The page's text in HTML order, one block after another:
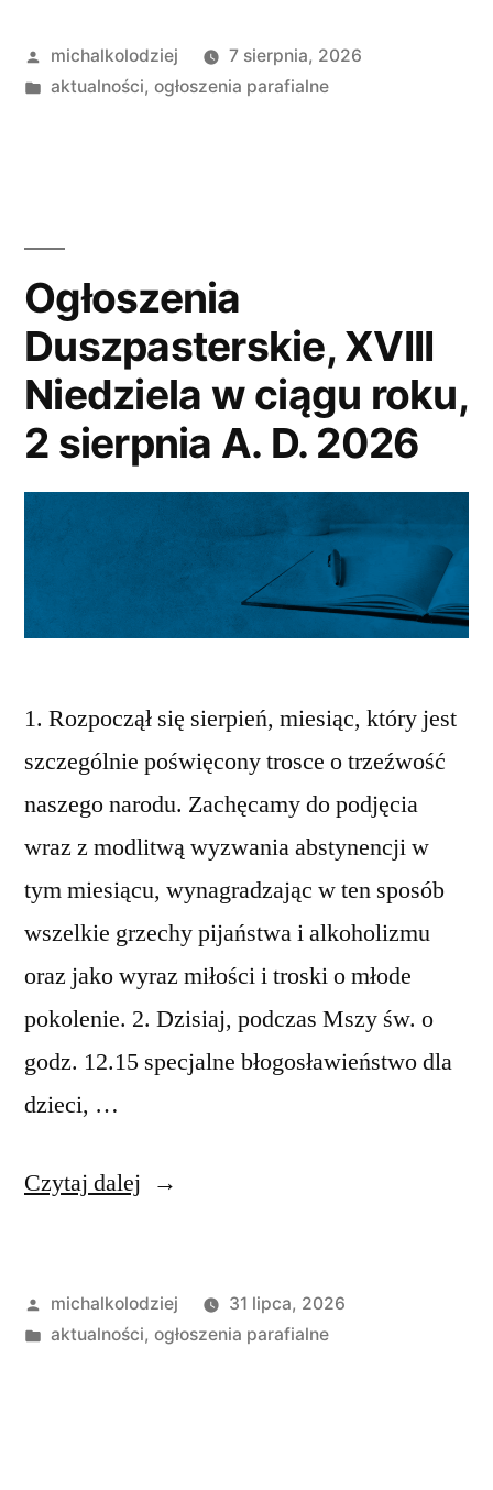
Niedziela
w
sierpnia
A.
D.
2026”
Opublikowane
przez
michalkolodziej
7 sierpnia, 2026
Opublikowano
aktualności, ogłoszenia parafialne
Ogłoszenia
Duszpasterskie, XVIII
Niedziela w ciągu roku,
2 sierpnia A. D. 2026
1. Rozpoczął się sierpień, miesiąc, który jest
szczególnie poświęcony trosce o trzeźwość
naszego narodu. Zachęcamy do podjęcia
wraz z modlitwą wyzwania abstynencji w
tym miesiącu, wynagradzając w ten sposób
wszelkie grzechy pijaństwa i alkoholizmu
oraz jako wyraz miłości i troski o młode
pokolenie. 2. Dzisiaj, podczas Mszy św. o
godz. 12.15 specjalne błogosławieństwo dla
dzieci, …
Czytaj dalej „Ogłoszenia
Niedziela
w
Opublikowane
przez
michalkolodziej
31 lipca, 2026
Opublikowano
aktualności, ogłoszenia parafialne